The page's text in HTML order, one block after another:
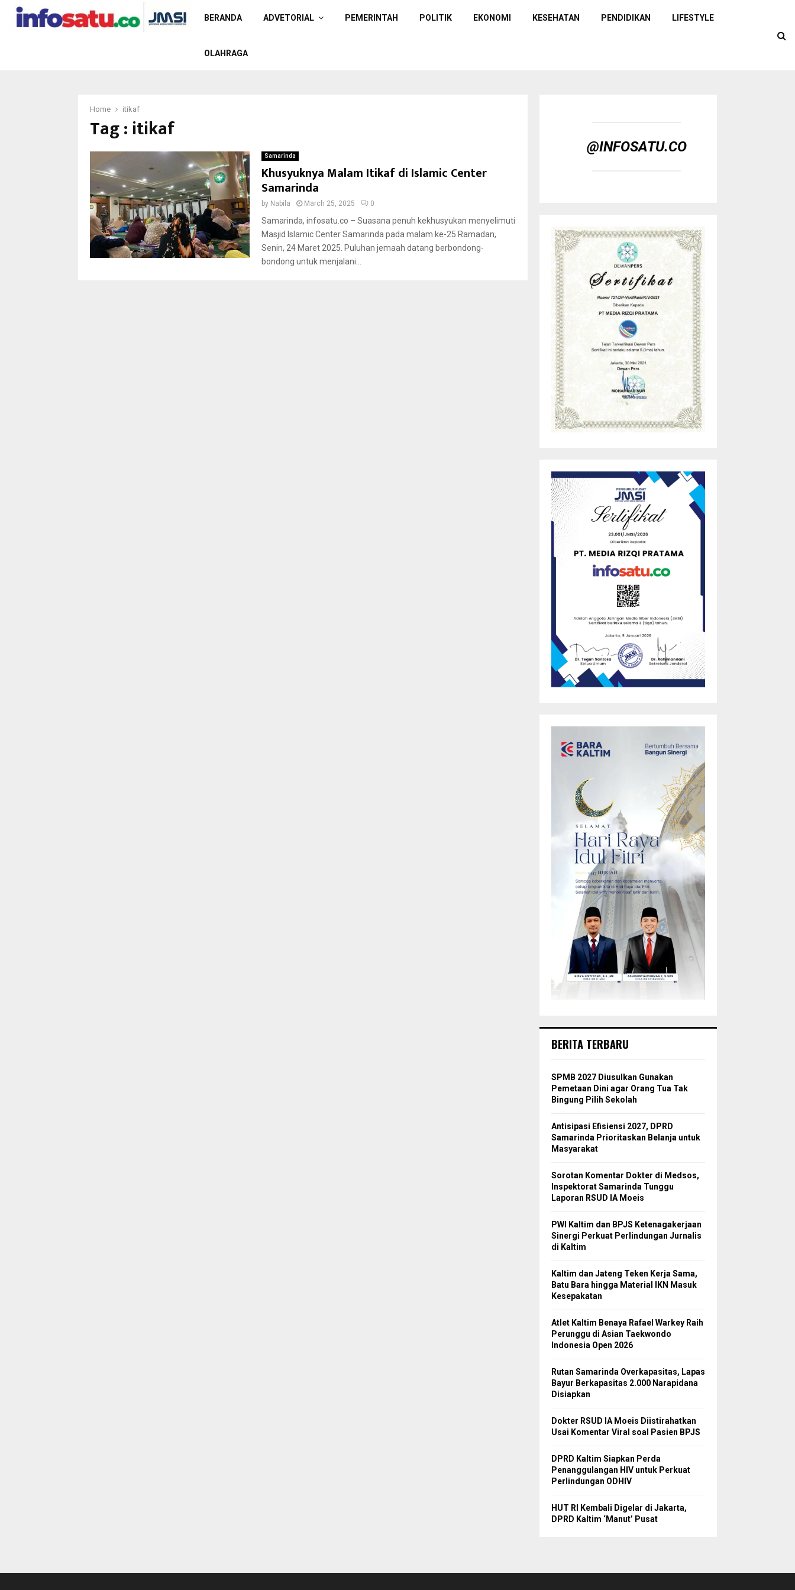
BERANDA ADVETORIAL PEMERINTAH POLITIK EKONOMI KESEHATAN PENDIDIKAN LIFESTYLE
OLAHRAGA
Home itikaf
Tag : itikaf
Samarinda
Khusyuknya Malam Itikaf di Islamic Center
Samarinda
by Nabila March 25, 2025 0
Samarinda, infosatu.co – Suasana penuh kekhusyukan menyelimuti
Masjid Islamic Center Samarinda pada malam ke-25 Ramadan,
Senin, 24 Maret 2025. Puluhan jemaah datang berbondong-
bondong untuk menjalani...
@INFOSATU.CO
BERITA TERBARU
SPMB 2027 Diusulkan Gunakan
Pemetaan Dini agar Orang Tua Tak
Bingung Pilih Sekolah
Antisipasi Efisiensi 2027, DPRD
Samarinda Prioritaskan Belanja untuk
Masyarakat
Sorotan Komentar Dokter di Medsos,
Inspektorat Samarinda Tunggu
Laporan RSUD IA Moeis
PWI Kaltim dan BPJS Ketenagakerjaan
Sinergi Perkuat Perlindungan Jurnalis
di Kaltim
Kaltim dan Jateng Teken Kerja Sama,
Batu Bara hingga Material IKN Masuk
Kesepakatan
Atlet Kaltim Benaya Rafael Warkey Raih
Perunggu di Asian Taekwondo
Indonesia Open 2026
Rutan Samarinda Overkapasitas, Lapas
Bayur Berkapasitas 2.000 Narapidana
Disiapkan
Dokter RSUD IA Moeis Diistirahatkan
Usai Komentar Viral soal Pasien BPJS
DPRD Kaltim Siapkan Perda
Penanggulangan HIV untuk Perkuat
Perlindungan ODHIV
HUT RI Kembali Digelar di Jakarta,
DPRD Kaltim ‘Manut’ Pusat